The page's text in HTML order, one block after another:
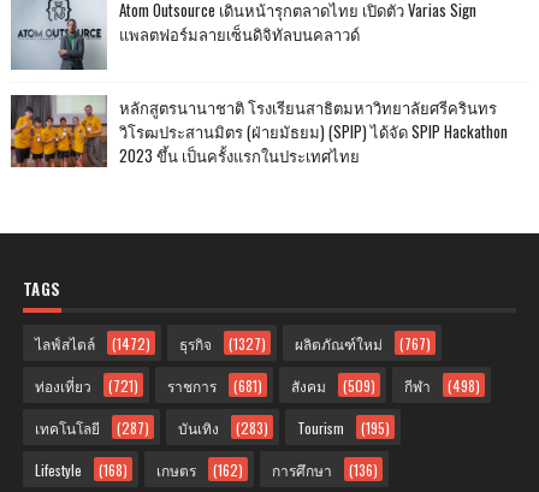
Atom Outsource เดินหน้ารุกตลาดไทย เปิดตัว Varias Sign
แพลตฟอร์มลายเซ็นดิจิทัลบนคลาวด์
หลักสูตรนานาชาติ โรงเรียนสาธิตมหาวิทยาลัยศรีครินทร
วิโรฒประสานมิตร (ฝ่ายมัธยม) (SPIP) ได้จัด SPIP Hackathon
2023 ขึ้น เป็นครั้งแรกในประเทศไทย
TAGS
ไลฟ์สไตล์ (1472) ธุรกิจ (1327) ผลิตภัณฑ์ใหม่ (767)
ท่องเที่ยว (721) ราชการ (681) สังคม (509) กีฬา (498)
เทคโนโลยี (287) บันเทิง (283) Tourism (195)
Lifestyle (168) เกษตร (162) การศึกษา (136)